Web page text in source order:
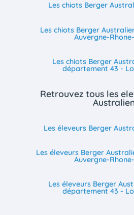
Les chiots Berger
Les chiots Berger
Auvergne-
Les chiots Berger
département 43 -
Retrouvez tous les
Les éleveurs Berger
Les éleveurs Berger
Auvergne-
Les éleveurs Berger
département 43 -